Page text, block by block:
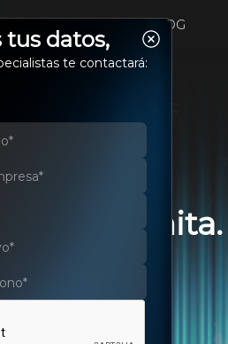
BLOG
incógnita.
FinOps.
tus datos,
te contactará: